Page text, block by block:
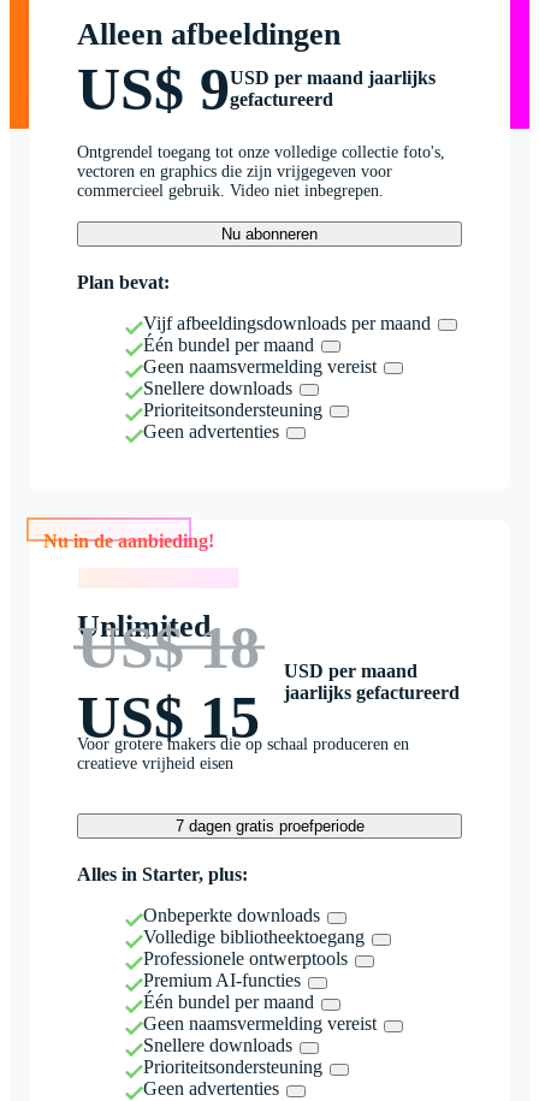
Alleen afbeeldingen
US$ 9USD per maand jaarlijks
gefactureerd
Ontgrendel toegang tot onze volledige collectie foto's,
vectoren en graphics die zijn vrijgegeven voor
commercieel gebruik. Video niet inbegrepen.
Nu abonneren
Plan bevat:
Vijf afbeeldingsdownloads per maand
Één bundel per maand
Geen naamsvermelding vereist
Snellere downloads
Prioriteitsondersteuning
Geen advertenties
Nu in de aanbieding!
Unlimited
US$ 18
US$ 15
USD per maand
jaarlijks gefactureerd
Voor grotere makers die op schaal produceren en
creatieve vrijheid eisen
7 dagen gratis proefperiode
Alles in Starter, plus:
Onbeperkte downloads
Volledige bibliotheektoegang
Professionele ontwerptools
Premium AI-functies
Één bundel per maand
Geen naamsvermelding vereist
Snellere downloads
Prioriteitsondersteuning
Geen advertenties